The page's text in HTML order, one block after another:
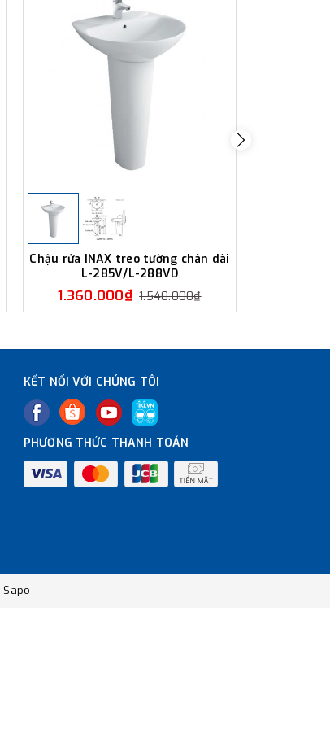
Chậu rửa INAX treo tường chân dài
L-285V/L-288VD
1.360.000₫ 1.540.000₫
KẾT NỐI VỚI CHÚNG TÔI
PHƯƠNG THỨC THANH TOÁN
Sapo